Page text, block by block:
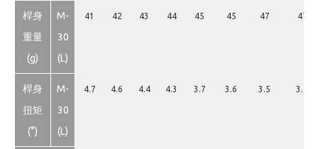
桿身
重量
(g)
M-
30
(L)
41 42 43 44 45 45 47 47
桿身
扭矩
(°)
M-
30
(L)
4.7 4.6 4.4 4.3 3.7 3.6 3.5 3.5